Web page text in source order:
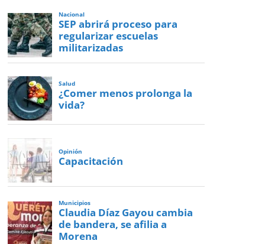
Nacional
SEP abrirá proceso para
regularizar escuelas
militarizadas
Salud
¿Comer menos prolonga la
vida?
Opinión
Capacitación
Municipios
Claudia Díaz Gayou cambia
de bandera, se afilia a
Morena